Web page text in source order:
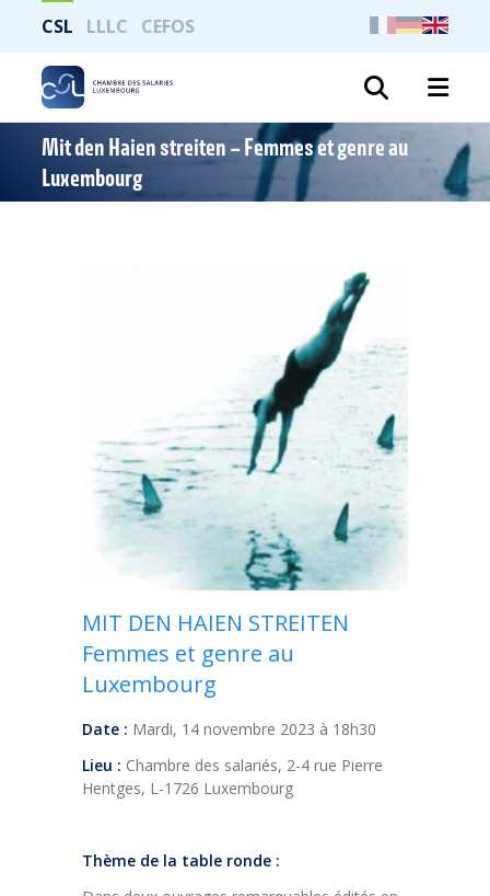
CSL LLLC CEFOS
Mit den Haien streiten – Femmes et genre au
Luxembourg
MIT DEN HAIEN STREITEN
Femmes et genre au
Luxembourg
Date : Mardi, 14 novembre 2023 à 18h30
Lieu : Chambre des salariés, 2-4 rue Pierre
Hentges, L-1726 Luxembourg
Thème de la table ronde :